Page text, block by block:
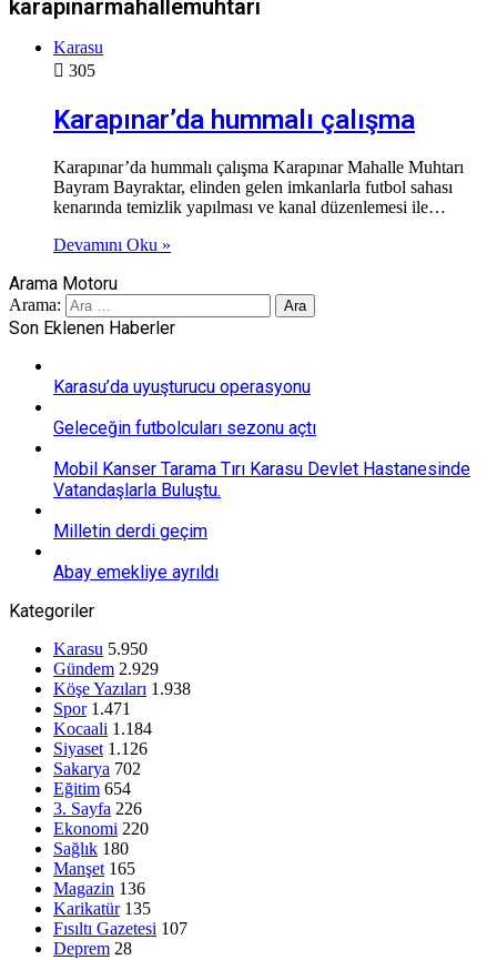
karapınarmahallemuhtarı
Karasu
305
Karapınar’da hummalı çalışma
Karapınar’da hummalı çalışma Karapınar Mahalle Muhtarı
Bayram Bayraktar, elinden gelen imkanlarla futbol sahası
kenarında temizlik yapılması ve kanal düzenlemesi ile…
Devamını Oku »
Arama Motoru
Arama:
Son Eklenen Haberler
Karasu’da uyuşturucu operasyonu
Geleceğin futbolcuları sezonu açtı
Mobil Kanser Tarama Tırı Karasu Devlet Hastanesinde
Vatandaşlarla Buluştu.
Milletin derdi geçim
Abay emekliye ayrıldı
Kategoriler
Karasu 5.950
Gündem 2.929
Köşe Yazıları 1.938
Spor 1.471
Kocaali 1.184
Siyaset 1.126
Sakarya 702
Eğitim 654
3. Sayfa 226
Ekonomi 220
Sağlık 180
Manşet 165
Magazin 136
Karikatür 135
Fısıltı Gazetesi 107
Deprem 28